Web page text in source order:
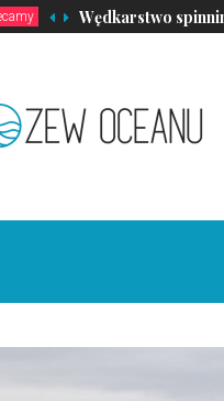
Wędkarstwo